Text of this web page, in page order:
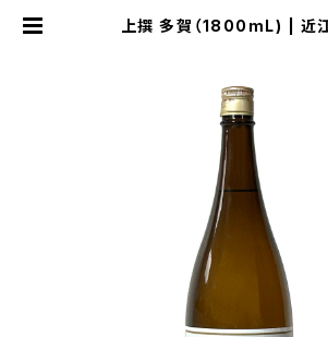
上撰 多賀（1800mL) | 近